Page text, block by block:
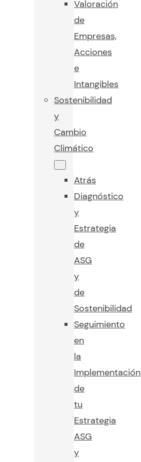
Valoración
de
Empresas,
Acciones
e
Intangibles
Sostenibilidad
y
Cambio
Climático
Atrás
Diagnóstico
y
Estrategia
de
ASG
y
de
Sostenibilidad
Seguimiento
en
la
Implementación
de
tu
Estrategia
ASG
y